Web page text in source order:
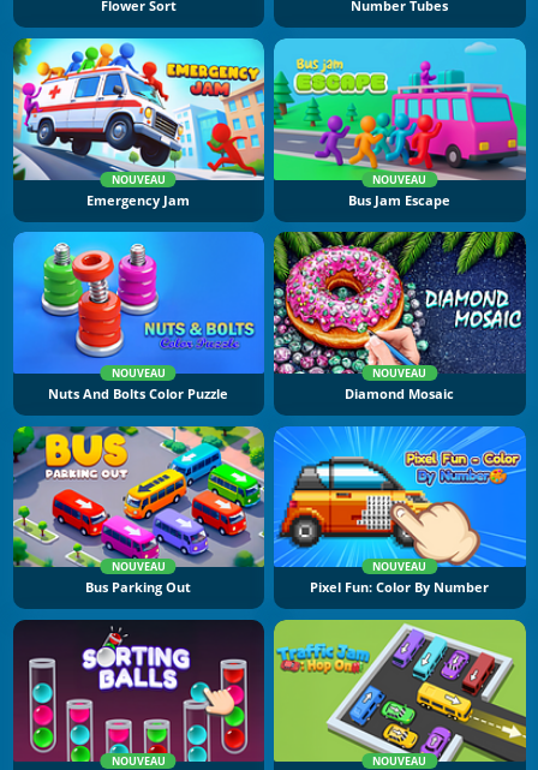
Flower Sort Number Tubes
NOUVEAU
Emergency Jam
NOUVEAU
Bus Jam Escape
NOUVEAU
Nuts And Bolts Color Puzzle
NOUVEAU
Diamond Mosaic
NOUVEAU
Bus Parking Out
NOUVEAU
Pixel Fun: Color By Number
NOUVEAU NOUVEAU